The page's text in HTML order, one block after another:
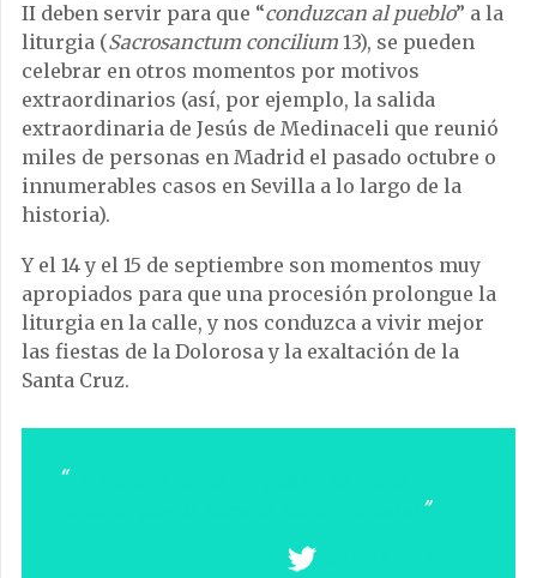
II deben servir para que “conduzcan al pueblo” a la
liturgia (Sacrosanctum concilium 13), se pueden
celebrar en otros momentos por motivos
extraordinarios (así, por ejemplo, la salida
extraordinaria de Jesús de Medinaceli que reunió
miles de personas en Madrid el pasado octubre o
innumerables casos en Sevilla a lo largo de la
historia).
Y el 14 y el 15 de septiembre son momentos muy
apropiados para que una procesión prolongue la
liturgia en la calle, y nos conduzca a vivir mejor
las fiestas de la Dolorosa y la exaltación de la
Santa Cruz.